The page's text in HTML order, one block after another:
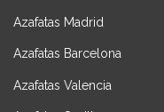
Azafatas Madrid
Azafatas Barcelona
Azafatas Valencia